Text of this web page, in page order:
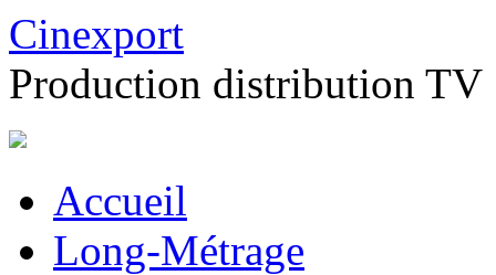
Cinexport
Production distribution TV
Accueil
Long-Métrage